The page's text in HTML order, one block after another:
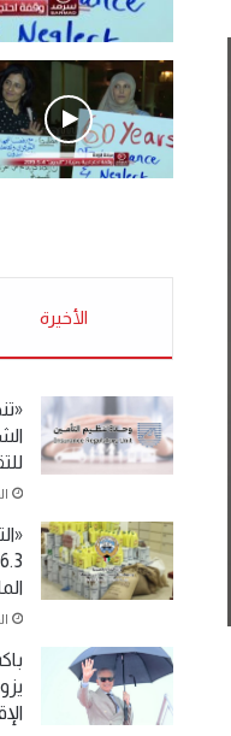
.وقفة احتجاجية
الأحد 5 مايو 2019
الأخيرة